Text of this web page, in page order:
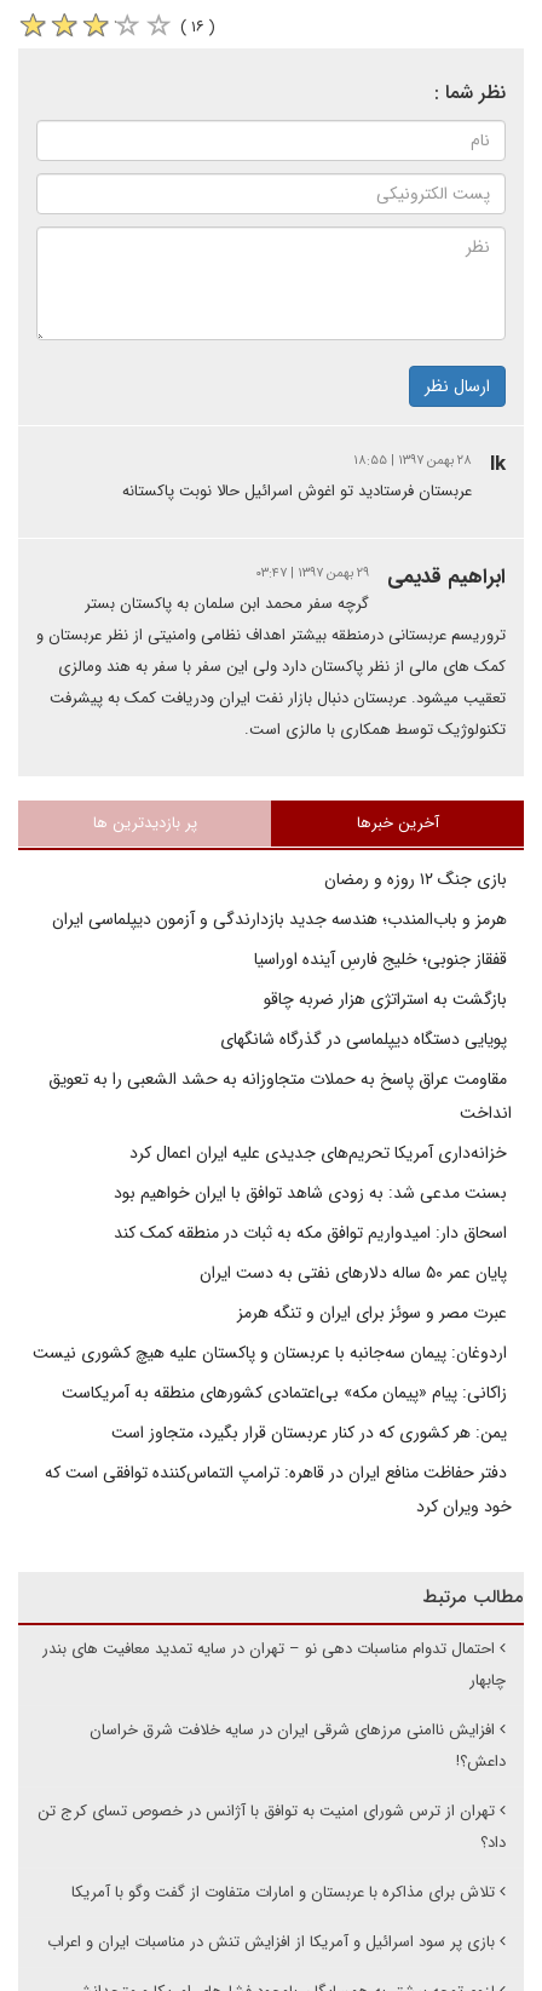
( ۱۶ )
نظر شما :
ارسال نظر
lk ۲۸ بهمن ۱۳۹۷ | ۱۸:۵۵
عربستان فرستادید تو اغوش اسرائیل حالا نوبت پاکستانه
ابراهیم قدیمی ۲۹ بهمن ۱۳۹۷ | ۰۳:۴۷
گرچه سفر محمد ابن سلمان به پاکستان بستر
تروریسم عربستانی درمنطقه بیشتر اهداف نظامی وامنیتی از نظر عربستان و
کمک های مالی از نظر پاکستان دارد ولی این سفر با سفر به هند ومالزی
تعقیب میشود. عربستان دنبال بازار نفت ایران ودریافت کمک به پیشرفت
تکنولوژیک توسط همکاری با مالزی است.
آخرین خبرها پر بازدیدترین ها
بازی جنگ ۱۲ روزه و رمضان
هرمز و باب‌المندب؛ هندسه جدید بازدارندگی و آزمون دیپلماسی ایران
قفقاز جنوبی؛ خلیج فارسِ آینده اوراسیا
بازگشت به استراتژی هزار ضربه چاقو
پویایی دستگاه دیپلماسی در گذرگاه شانگهای
مقاومت عراق پاسخ به حملات متجاوزانه به حشد الشعبی را به تعویق
انداخت
خزانه‌داری آمریکا تحریم‌های جدیدی علیه ایران اعمال کرد
بسنت مدعی شد: به زودی شاهد توافق با ایران خواهیم بود
اسحاق دار: امیدواریم توافق مکه به ثبات در منطقه کمک کند
پایان عمر ۵۰ ساله دلارهای نفتی به دست ایران
عبرت مصر و سوئز برای ایران و تنگه هرمز
اردوغان: پیمان سه‌جانبه با عربستان و پاکستان علیه هیچ کشوری نیست
زاکانی: پیام «پیمان مکه» بی‌اعتمادی کشورهای منطقه به آمریکاست
یمن: هر کشوری که در کنار عربستان قرار بگیرد، متجاوز است
دفتر حفاظت منافع ایران در قاهره: ترامپ التماس‌کننده توافقی است که
خود ویران کرد
مطالب مرتبط
احتمال تدوام مناسبات دهی نو – تهران در سایه تمدید معافیت های بندر
چابهار
افزایش ناامنی مرزهای شرقی ایران در سایه خلافت شرق خراسان
داعش؟!
تهران از ترس شورای امنیت به توافق با آژانس در خصوص تسای کرج تن
داد؟
تلاش برای مذاکره با عربستان و امارات متفاوت از گفت وگو با آمریکا
بازی پر سود اسرائیل و آمریکا از افزایش تنش در مناسبات ایران و اعراب